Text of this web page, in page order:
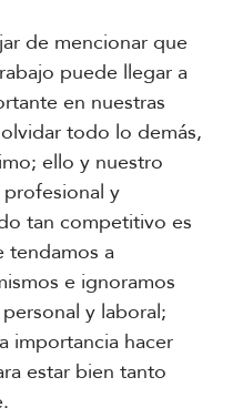
de mencionar que
puede llegar a
en nuestras
todo lo demás,
ello y nuestro
y
tan competitivo es
tendamos a
e ignoramos
y laboral;
importancia hacer
estar bien tanto